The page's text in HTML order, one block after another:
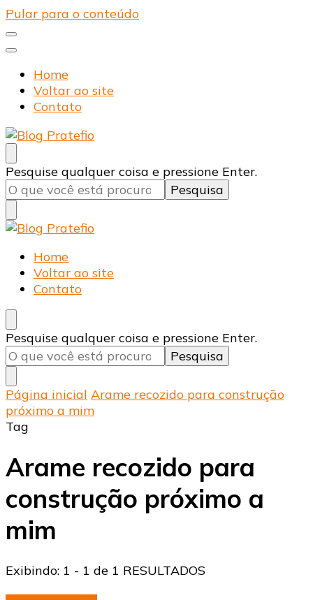
Pular para o conteúdo
Home
Voltar ao site
Contato
Blog Pratefio
Arames e Telas de Qualidade
Procurando
algo?
Pesquise qualquer coisa e pressione Enter.
Blog Pratefio
Arames e Telas de Qualidade
Home
Voltar ao site
Contato
Procurando
algo?
Pesquise qualquer coisa e pressione Enter.
Página inicial Arame recozido para construção
próximo a mim
Tag
Arame recozido para
construção próximo a
mim
Exibindo: 1 - 1 de 1 RESULTADOS